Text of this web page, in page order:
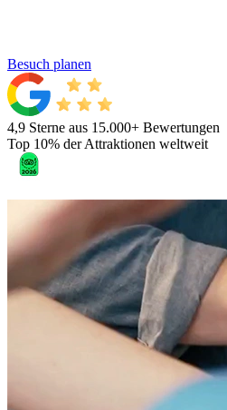
Besuch planen
4,9 Sterne aus 15.000+ Bewertungen
Top 10% der Attraktionen weltweit